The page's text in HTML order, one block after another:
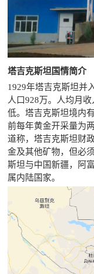
塔吉克斯坦国情简介
1929年塔吉克斯坦并
人口928万。人均月
低。塔吉克斯坦境内
前每年黄金开采量为
道称，塔吉克斯坦财
金及其他矿物，但必
斯坦与中国新疆，阿
属内陆国家。